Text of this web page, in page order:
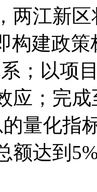
两江新区
构建政
；以项
应；完
量化指
额达到